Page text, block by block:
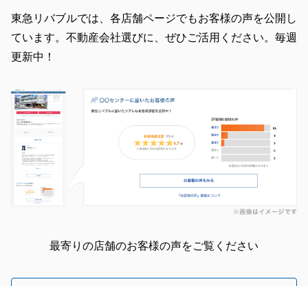
東急リバブルでは、各店舗ページでもお客様の声を公開し
ています。不動産会社選びに、ぜひご活用ください。毎週
更新中！
最寄りの店舗のお客様の声をご覧ください